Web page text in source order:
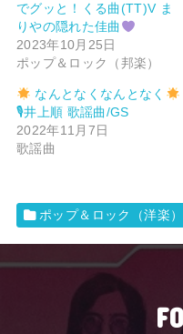
でグッと！くる曲(TT)V ま
りやの隠れた佳曲
2023年10月25日
ポップ＆ロック（邦楽）
なんとなくなんとなく
🎙井上順 歌謡曲/GS
2022年11月7日
歌謡曲
ポップ＆ロック（洋楽）